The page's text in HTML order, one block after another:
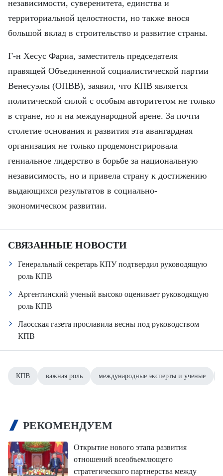
независимости, суверенитета, единства и
территориальной целостности, но также внося
большой вклад в строительство и развитие страны.
Г-н Хесус Фариа, заместитель председателя
правящей Объединенной социалистической партии
Венесуэлы (ОПВВ), заявил, что КПВ является
политической силой с особым авторитетом не только
в стране, но и на международной арене. За почти
столетие основания и развития эта авангардная
организация не только продемонстрировала
гениальное лидерство в борьбе за национальную
независимость, но и привела страну к достижению
выдающихся результатов в социально-
экономическом развитии.
СВЯЗАННЫЕ НОВОСТИ
Генеральный секретарь КПУ подтвердил руководящую
роль КПВ
Аргентинский ученый высоко оценивает руководящую
роль КПВ
Лаосская газета прославила весны под руководством
КПВ
КПВ важная роль международные эксперты и ученые
РЕКОМЕНДУЕМ
Открытие нового этапа развития
отношений всеобъемлющего
стратегического партнерства между